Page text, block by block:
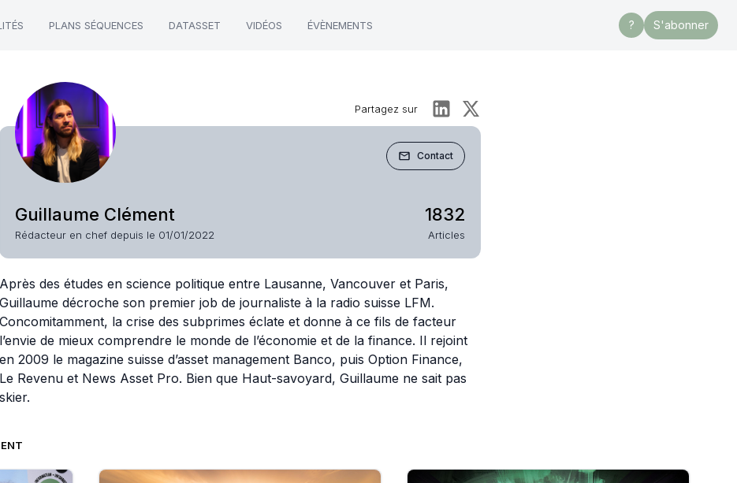
PLANS SÉQUENCES DATASSET VIDÉOS ÉVÈNEMENTS ? S'abonner
Partagez sur
Contact
Guillaume Clément
Rédacteur en chef depuis le 01/01/2022
1832
Articles
Après des études en science politique entre Lausanne, Vancouver et Paris,
Guillaume décroche son premier job de journaliste à la radio suisse LFM.
Concomitamment, la crise des subprimes éclate et donne à ce fils de facteur
l’envie de mieux comprendre le monde de l’économie et de la finance. Il rejoint
en 2009 le magazine suisse d’asset management Banco, puis Option Finance,
Le Revenu et News Asset Pro. Bien que Haut-savoyard, Guillaume ne sait pas
skier.